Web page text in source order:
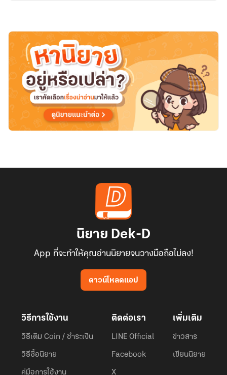
หล้า
ด้วย
น้ำพุ
วิญญาณ
นิยาย Dek-D
App ที่จะทำให้คุณอ่านนิยายจนวางมือถือไม่ลง!
ดาวน์โหลดแอป
วิธีการใช้งาน
วิธีเติม Coin / ชำระเงิน
วิธีซื้อนิยาย
คู่มือการใช้งาน
ติดต่อเรา
LINE Official
Facebook
X
เพิ่มเติม
ข่าวสาร
เขียนนิยาย